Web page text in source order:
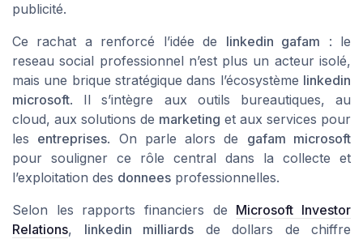
publicité.
Ce rachat a renforcé l’idée de linkedin gafam : le
reseau social professionnel n’est plus un acteur isolé,
mais une brique stratégique dans l’écosystème linkedin
microsoft. Il s’intègre aux outils bureautiques, au
cloud, aux solutions de marketing et aux services pour
les entreprises. On parle alors de gafam microsoft
pour souligner ce rôle central dans la collecte et
l’exploitation des donnees professionnelles.
Selon les rapports financiers de Microsoft Investor
Relations, linkedin milliards de dollars de chiffre